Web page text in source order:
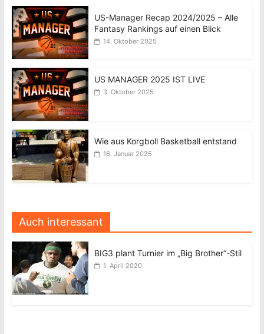
US-Manager Recap 2024/2025 – Alle
Fantasy Rankings auf einen Blick
14. Oktober 2025
US MANAGER 2025 IST LIVE
3. Oktober 2025
Wie aus Korgboll Basketball entstand
16. Januar 2025
Auch interessant
BIG3 plant Turnier im „Big Brother“-Stil
1. April 2020